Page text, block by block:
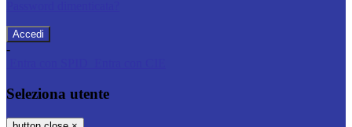
-
Seleziona utente